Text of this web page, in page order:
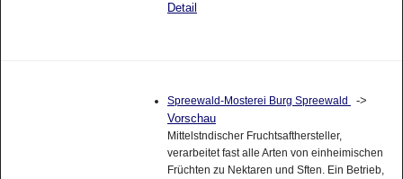
Detail
Spreewald-Mosterei Burg Spreewald
->
Vorschau
Mittelstndischer Fruchtsafthersteller,
verarbeitet fast alle Arten von einheimischen
Früchten zu Nektaren und Sften. Ein Betrieb,